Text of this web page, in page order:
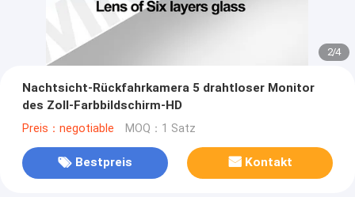
2/4
Nachtsicht-Rückfahrkamera 5 drahtloser Monitor
des Zoll-Farbbildschirm-HD
Preis：negotiable MOQ：1 Satz
Bestpreis Kontakt